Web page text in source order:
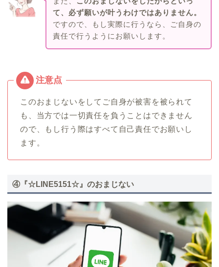
て、必ず願いが叶うわけではありません。
ですので、もし実際に行うなら、ご自身の
責任で行うようにお願いします。
このおまじないをしてご自身が被害を被られて
も、当方では一切責任を負うことはできません
ので、もし行う際はすべて自己責任でお願いし
ます。
④『☆LINE5151☆』のおまじない